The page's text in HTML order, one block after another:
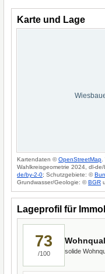
Karte und Lage
Kartendaten ©OpenStreetMap
Wahlkreisgeometrie 2024, dl-
de/by-2-0; Schutzgebiete: ©
Grundwasser/Geologie: ©BGR
Lageprofil für
73
/100 solide